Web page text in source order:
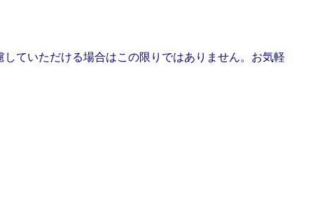
ていただける場合はこの限りではありません。お気軽